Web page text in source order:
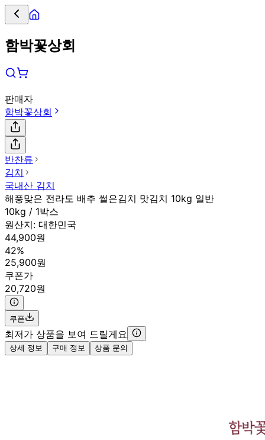
함박꽃상회
판매자
함박꽃상회
반찬류
김치
국내산 김치
해풍맞은 전라도 배추 썰은김치 맛김치 10kg 일반
10kg / 1박스
원산지: 대한민국
44,900원
42%
25,900원
쿠폰가
20,720원
쿠폰
최저가 상품을 보여 드릴게요
상세 정보 구매 정보 상품 문의